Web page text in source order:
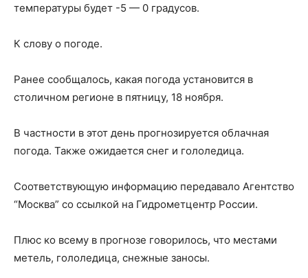
температуры будет -5 — 0 градусов.
К слову о погоде.
Ранее сообщалось, какая погода установится в
столичном регионе в пятницу, 18 ноября.
В частности в этот день прогнозируется облачная
погода. Также ожидается снег и гололедица.
Соответствующую информацию передавало Агентство
“Москва” со ссылкой на Гидрометцентр России.
Плюс ко всему в прогнозе говорилось, что местами
метель, гололедица, снежные заносы.